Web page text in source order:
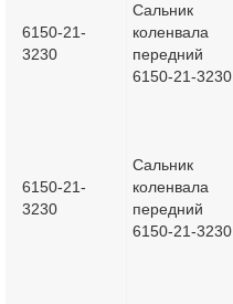
6150-21-
3230
Сальник
коленвала
передний
6150-21-3230
6150-21-
3230
Сальник
коленвала
передний
6150-21-3230